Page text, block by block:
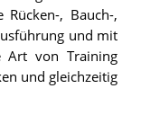
, Bauch-,
und mit
Art von Training
und gleichzeitig